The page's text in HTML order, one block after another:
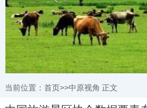
当前位置： 首页>>中原视角 正文